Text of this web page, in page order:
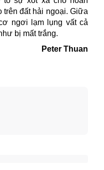
đất hải ngoại. Giữa
ngơi lạm lụng vất cả
bị mất trắng.
Peter Thuan